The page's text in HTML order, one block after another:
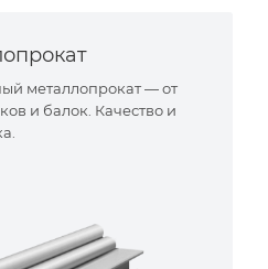
металлопрокат — от
и балок. Качество и